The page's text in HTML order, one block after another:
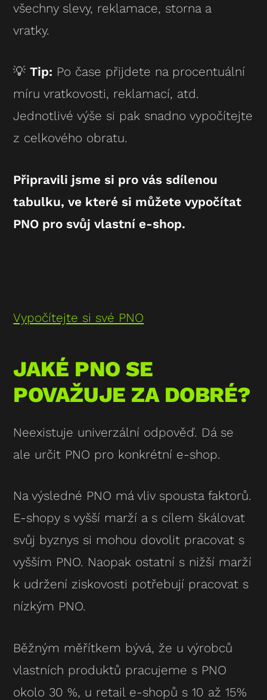
všechny slevy, reklamace, storna a
vratky.
💡Tip: Po čase přijdete na procentuální
míru vratkovosti, reklamací, atd.
Jednotlivé výše si pak snadno vypočítejte
z celkového obratu.
Připravili jsme si pro vás sdílenou
tabulku, ve které si můžete vypočítat
PNO pro svůj vlastní e-shop.
Vypočítejte si své PNO
JAKÉ PNO SE
POVAŽUJE ZA DOBRÉ?
Neexistuje univerzální odpověď. Dá se
ale určit PNO pro konkrétní e-shop.
Na výsledné PNO má vliv spousta faktorů.
E-shopy s vyšší marží a s cílem škálovat
svůj byznys si mohou dovolit pracovat s
vyšším PNO. Naopak ostatní s nižší marží
k udržení ziskovosti potřebují pracovat s
nízkým PNO.
Běžným měřítkem bývá, že u výrobců
vlastních produktů pracujeme s PNO
okolo 30 %, u retail e-shopů s 10 až 15%